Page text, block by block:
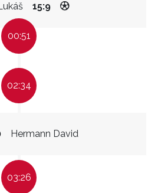
15:9
00:51
02:34
Hermann David
03:26